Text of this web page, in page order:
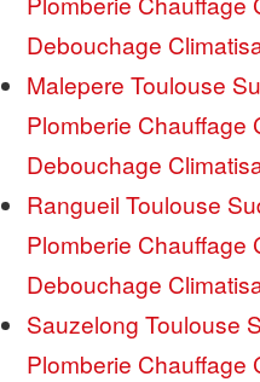
Debouchage
Malepere Toulouse
Plomberie Chauffage
Debouchage
Rangueil Toulouse
Plomberie Chauffage
Debouchage
Sauzelong Toulouse
Plomberie Chauffage